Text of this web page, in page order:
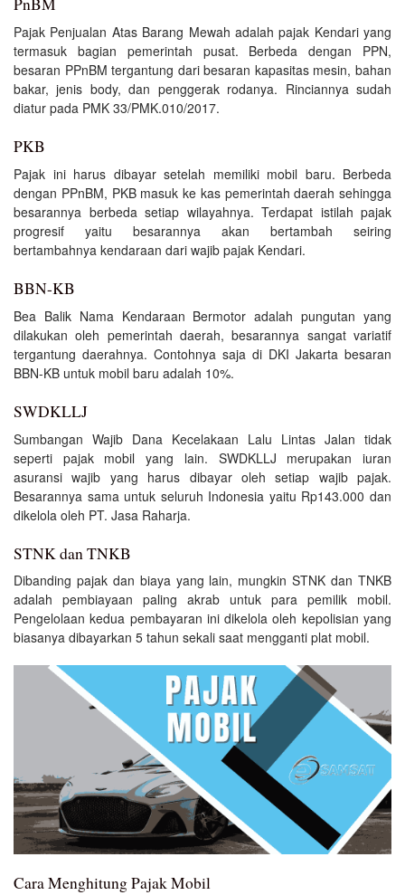
Pajak Penjualan Atas Barang Mewah adalah pajak Kendari yang
termasuk bagian pemerintah pusat. Berbeda dengan PPN,
besaran PPnBM tergantung dari besaran kapasitas mesin, bahan
bakar, jenis body, dan penggerak rodanya. Rinciannya sudah
diatur pada PMK 33/PMK.010/2017.
PKB
Pajak ini harus dibayar setelah memiliki mobil baru. Berbeda
dengan PPnBM, PKB masuk ke kas pemerintah daerah sehingga
besarannya berbeda setiap wilayahnya. Terdapat istilah pajak
progresif yaitu besarannya akan bertambah seiring
bertambahnya kendaraan dari wajib pajak Kendari.
BBN-KB
Bea Balik Nama Kendaraan Bermotor adalah pungutan yang
dilakukan oleh pemerintah daerah, besarannya sangat variatif
tergantung daerahnya. Contohnya saja di DKI Jakarta besaran
BBN-KB untuk mobil baru adalah 10%.
SWDKLLJ
Sumbangan Wajib Dana Kecelakaan Lalu Lintas Jalan tidak
seperti pajak mobil yang lain. SWDKLLJ merupakan iuran
asuransi wajib yang harus dibayar oleh setiap wajib pajak.
Besarannya sama untuk seluruh Indonesia yaitu Rp143.000 dan
dikelola oleh PT. Jasa Raharja.
STNK dan TNKB
Dibanding pajak dan biaya yang lain, mungkin STNK dan TNKB
adalah pembiayaan paling akrab untuk para pemilik mobil.
Pengelolaan kedua pembayaran ini dikelola oleh kepolisian yang
biasanya dibayarkan 5 tahun sekali saat mengganti plat mobil.
Cara Menghitung Pajak Mobil